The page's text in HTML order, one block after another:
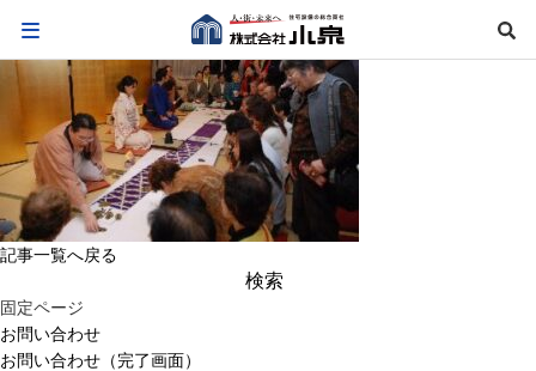
記事一覧へ戻る
索:
固定ページ
お問い合わせ
お問い合わせ（完了画面）